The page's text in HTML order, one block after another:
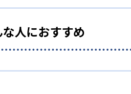
人におすすめ